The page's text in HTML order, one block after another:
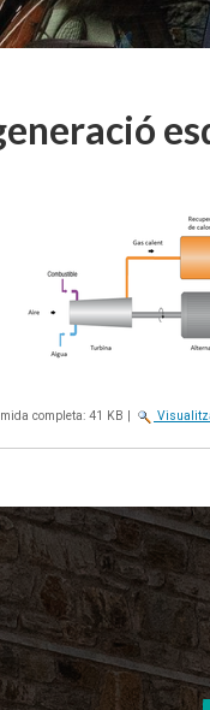
completa: 41 KB |